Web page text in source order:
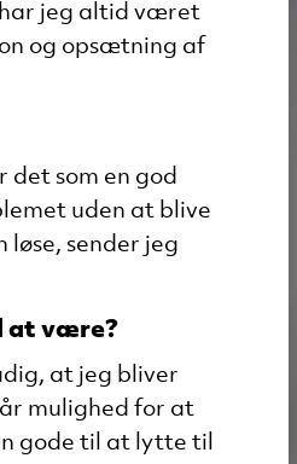
jeg altid været
og opsætning af
det som en god
uden at blive
løse, sender jeg
at være?
at jeg bliver
mulighed for at
gode til at lytte til